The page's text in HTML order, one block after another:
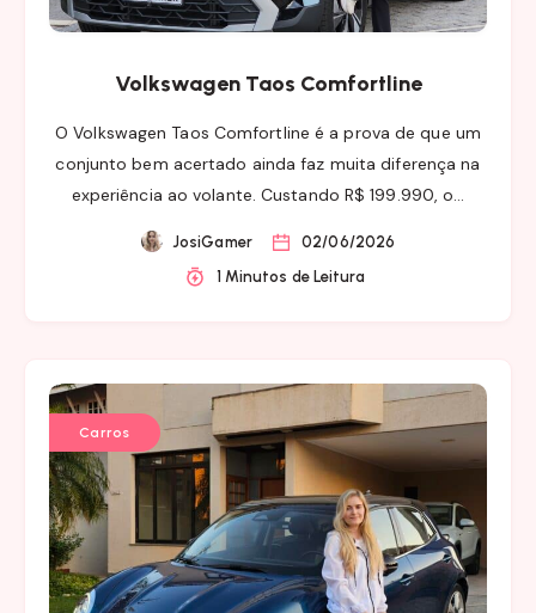
Volkswagen Taos Comfortline
O Volkswagen Taos Comfortline é a prova de que um
conjunto bem acertado ainda faz muita diferença na
experiência ao volante. Custando R$ 199.990, o…
JosiGamer
02/06/2026
1 Minutos de Leitura
Carros